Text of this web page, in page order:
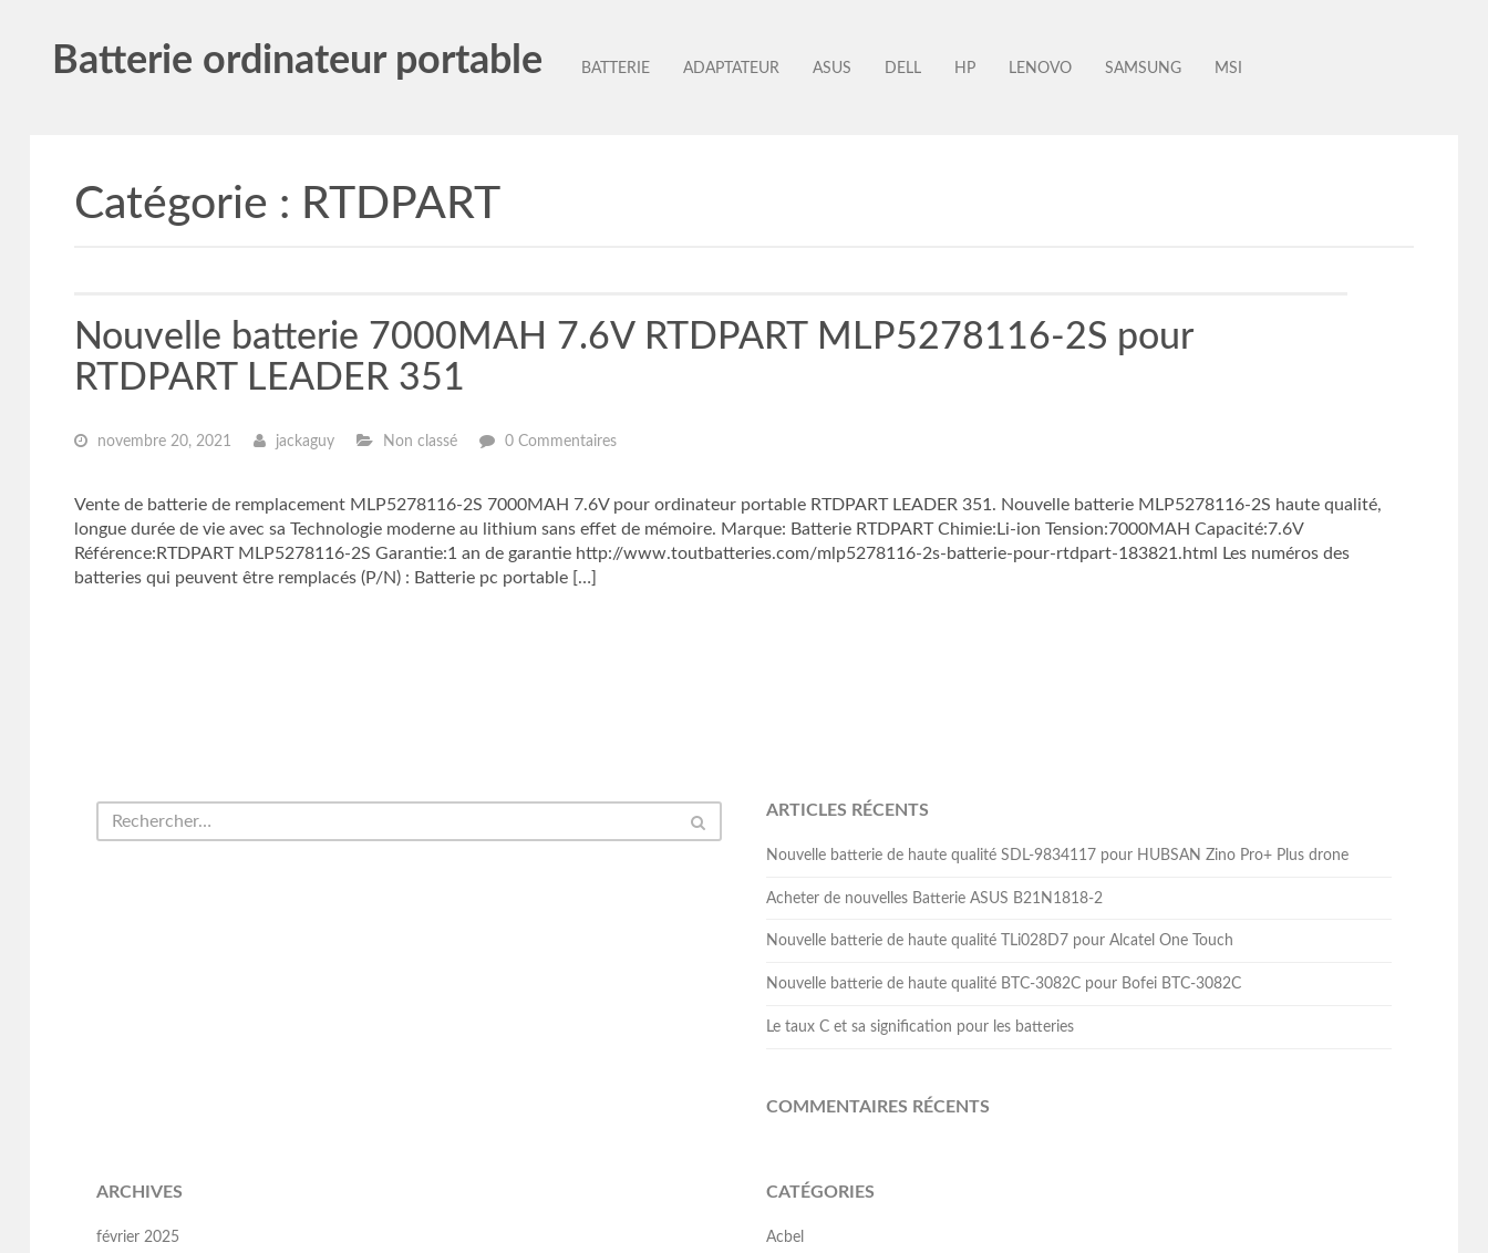
Batterie ordinateur portable BATTERIE ADAPTATEUR ASUS DELL HP LENOVO SAMSUNG MSI
Catégorie : RTDPART
Nouvelle batterie 7000MAH 7.6V RTDPART MLP5278116-2S pour
RTDPART LEADER 351
novembre 20, 2021 jackaguy Non classé 0 Commentaires
Vente de batterie de remplacement MLP5278116-2S 7000MAH 7.6V pour ordinateur portable RTDPART LEADER 351. Nouvelle batterie MLP5278116-2S haute qualité,
longue durée de vie avec sa Technologie moderne au lithium sans effet de mémoire. Marque: Batterie RTDPART Chimie:Li-ion Tension:7000MAH Capacité:7.6V
Référence:RTDPART MLP5278116-2S Garantie:1 an de garantie http://www.toutbatteries.com/mlp5278116-2s-batterie-pour-rtdpart-183821.html Les numéros des
batteries qui peuvent être remplacés (P/N) : Batterie pc portable […]
ARTICLES RÉCENTS
Nouvelle batterie de haute qualité SDL-9834117 pour HUBSAN Zino Pro+ Plus drone
Acheter de nouvelles Batterie ASUS B21N1818-2
Nouvelle batterie de haute qualité TLi028D7 pour Alcatel One Touch
Nouvelle batterie de haute qualité BTC-3082C pour Bofei BTC-3082C
Le taux C et sa signification pour les batteries
COMMENTAIRES RÉCENTS
ARCHIVES
février 2025
CATÉGORIES
Acbel